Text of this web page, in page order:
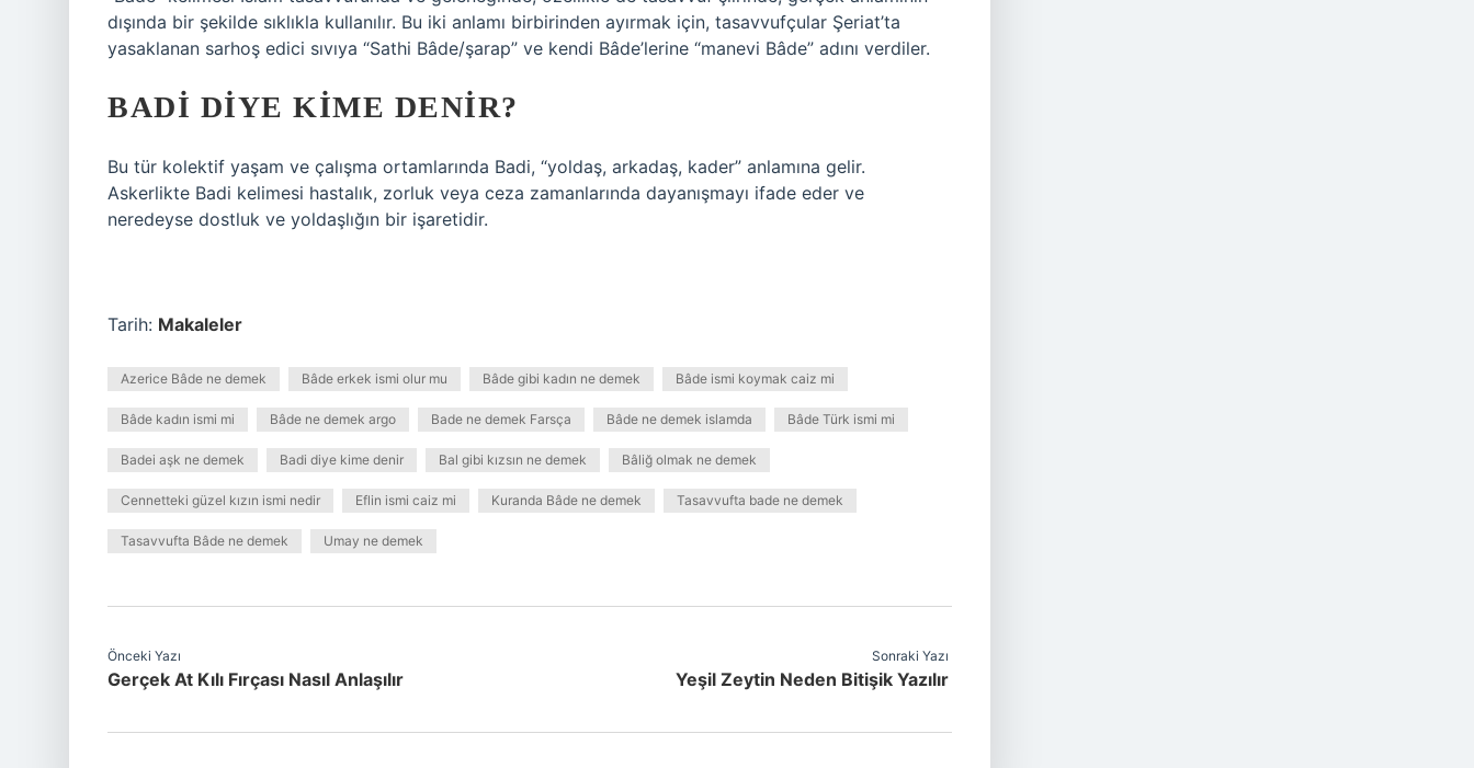
dışında bir şekilde sıklıkla kullanılır. Bu iki anlamı birbirinden ayırmak için, tasavvufçular Şeriat’ta
yasaklanan sarhoş edici sıvıya “Sathi Bâde/şarap” ve kendi Bâde’lerine “manevi Bâde” adını verdiler.
BADI DIYE KIME DENIR?
Bu tür kolektif yaşam ve çalışma ortamlarında Badi, “yoldaş, arkadaş, kader” anlamına gelir.
Askerlikte Badi kelimesi hastalık, zorluk veya ceza zamanlarında dayanışmayı ifade eder ve
neredeyse dostluk ve yoldaşlığın bir işaretidir.
Tarih: Makaleler
Azerice Bâde ne demek Bâde erkek ismi olur mu Bâde gibi kadın ne demek Bâde ismi koymak caiz mi
Bâde kadın ismi mi Bâde ne demek argo Bade ne demek Farsça Bâde ne demek islamda Bâde Türk ismi mi
Badei aşk ne demek Badi diye kime denir Bal gibi kızsın ne demek Bâliğ olmak ne demek
Cennetteki güzel kızın ismi nedir Eflin ismi caiz mi Kuranda Bâde ne demek Tasavvufta bade ne demek
Tasavvufta Bâde ne demek Umay ne demek
Önceki Yazı
Gerçek At Kılı Fırçası Nasıl Anlaşılır
Sonraki Yazı
Yeşil Zeytin Neden Bitişik Yazılır